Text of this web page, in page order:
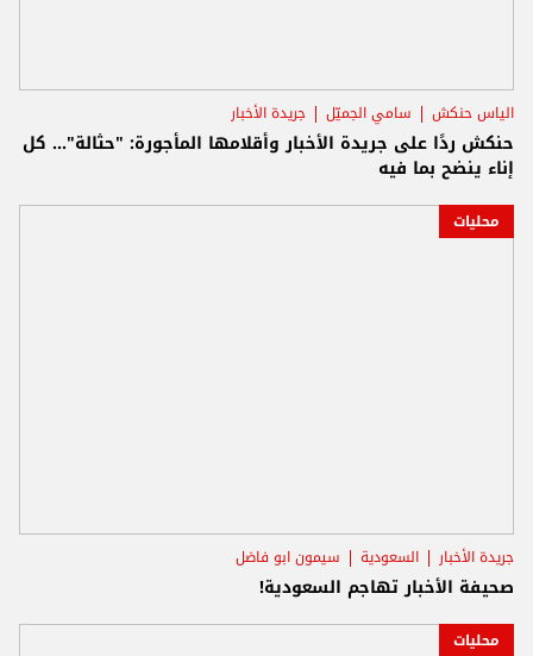
الياس حنكش سامي الجميّل جريدة الأخبار
حنكش ردًا على جريدة الأخبار وأقلامها المأجورة: "حثالة"... كل
إناء ينضح بما فيه
محليات
جريدة الأخبار السعودية سيمون ابو فاضل
صحيفة الأخبار تهاجم السعودية!
محليات